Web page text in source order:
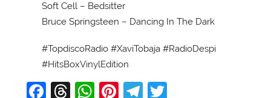
Soft Cell – Bedsitter
Bruce Springsteen – Dancing In The Dark
#TopdiscoRadio #XaviTobaja #RadioDespi
#HitsBoxVinylEdition
F
T
W Pi T